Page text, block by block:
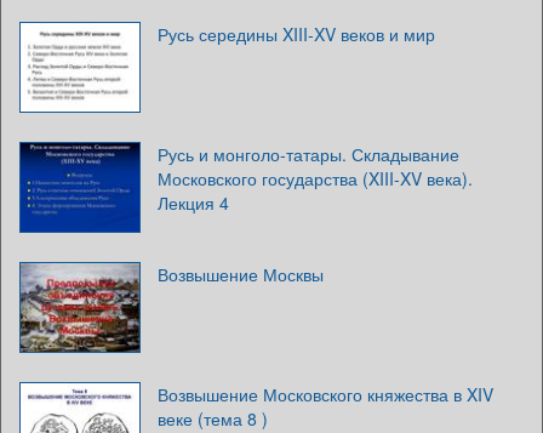
Русь середины XIII-XV веков и мир
Русь и монголо-татары. Складывание
Московского государства (XIII-XV века).
Лекция 4
Возвышение Москвы
Возвышение Московского княжества в XIV
веке (тема 8 )